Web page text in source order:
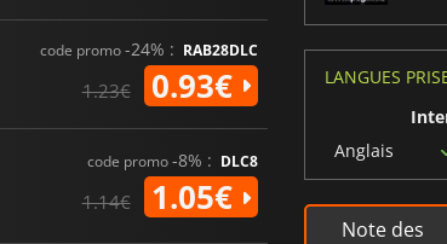
code promo-24% : RAB28DLC
1.23€ 0.93€
code promo-8% : DLC8
1.14€ 1.05€
LANGUES
Anglais
Note des